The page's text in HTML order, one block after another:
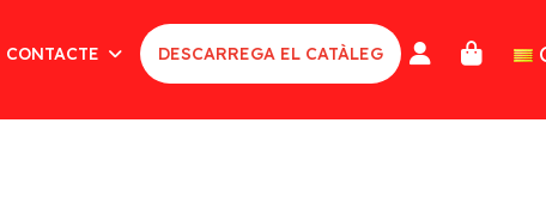
CONTACTE DESCARREGA EL CATÀLEG